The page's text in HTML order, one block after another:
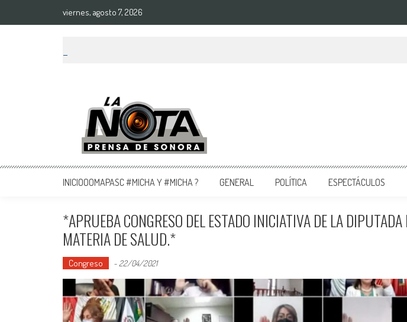
viernes, agosto 7, 2026
La Nota Prensa De Sonora
Noticias del día
INICIOOOMAPASC #MICHA Y #MICHA ? GENERAL POLÍTICA ESPECTÁCULOS
*APRUEBA CONGRESO DEL ESTADO INICIATIVA DE LA
MATERIA DE SALUD.*
Congreso - 22/04/2021